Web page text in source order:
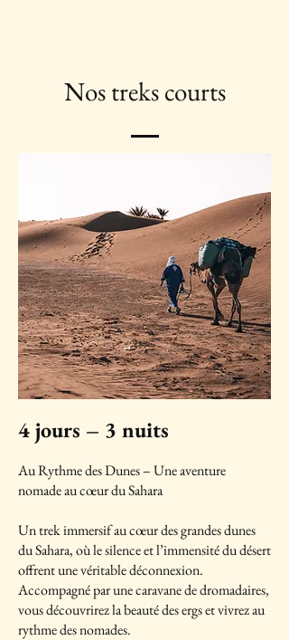
Nos treks courts
4 jours – 3 nuits​​
Au Rythme des Dunes – Une aventure
nomade au cœur du Sahara
Un trek immersif au cœur des grandes dunes
du Sahara, où le silence et l’immensité du désert
offrent une véritable déconnexion.
Accompagné par une caravane de dromadaires,
vous découvrirez la beauté des ergs et vivrez au
rythme des nomades.